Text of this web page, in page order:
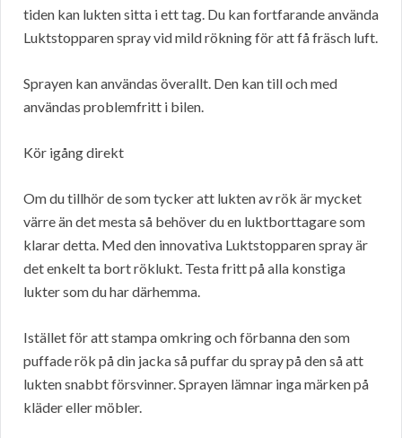
tiden kan lukten sitta i ett tag. Du kan fortfarande använda
Luktstopparen spray vid mild rökning för att få fräsch luft.
Sprayen kan användas överallt. Den kan till och med
användas problemfritt i bilen.
Kör igång direkt
Om du tillhör de som tycker att lukten av rök är mycket
värre än det mesta så behöver du en luktborttagare som
klarar detta. Med den innovativa Luktstopparen spray är
det enkelt ta bort röklukt. Testa fritt på alla konstiga
lukter som du har därhemma.
Istället för att stampa omkring och förbanna den som
puffade rök på din jacka så puffar du spray på den så att
lukten snabbt försvinner. Sprayen lämnar inga märken på
kläder eller möbler.